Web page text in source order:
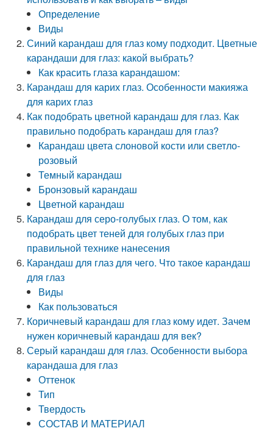
Определение
Виды
Синий карандаш для глаз кому подходит. Цветные
карандаши для глаз: какой выбрать?
Как красить глаза карандашом:
Карандаш для карих глаз. Особенности макияжа
для карих глаз
Как подобрать цветной карандаш для глаз. Как
правильно подобрать карандаш для глаз?
Карандаш цвета слоновой кости или светло-
розовый
Темный карандаш
Бронзовый карандаш
Цветной карандаш
Карандаш для серо-голубых глаз. О том, как
подобрать цвет теней для голубых глаз при
правильной технике нанесения
Карандаш для глаз для чего. Что такое карандаш
для глаз
Виды
Как пользоваться
Коричневый карандаш для глаз кому идет. Зачем
нужен коричневый карандаш для век?
Серый карандаш для глаз. Особенности выбора
карандаша для глаз
Оттенок
Тип
Твердость
СОСТАВ И МАТЕРИАЛ